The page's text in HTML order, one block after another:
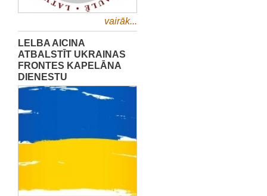
vairāk...
LELBA AICINA
ATBALSTĪT UKRAINAS
FRONTES KAPELĀNA
DIENESTU